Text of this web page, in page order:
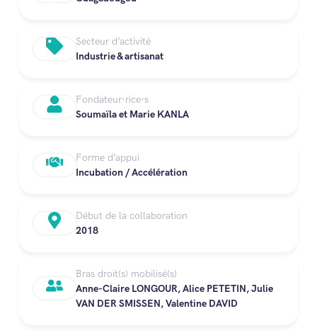
Secteur d’activité
Industrie & artisanat
Fondateur·rice·s
Soumaïla et Marie KANLA
Forme d’appui
Incubation / Accélération
Début de la collaboration
2018
Bras droit(s) mobilisé(s)
Anne-Claire LONGOUR, Alice PETETIN, Julie
VAN DER SMISSEN, Valentine DAVID